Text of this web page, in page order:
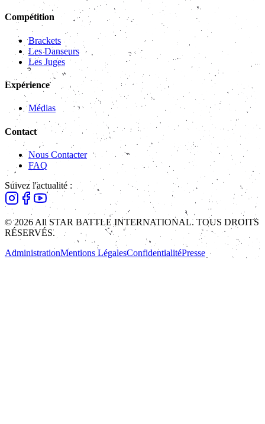
Compétition
Brackets
Les Danseurs
Les Juges
Expérience
Médias
Contact
Nous Contacter
FAQ
Suivez l'actualité :
© 2026 All STAR BATTLE INTERNATIONAL. TOUS DROITS
RÉSERVÉS.
AdministrationMentions LégalesConfidentialitéPresse